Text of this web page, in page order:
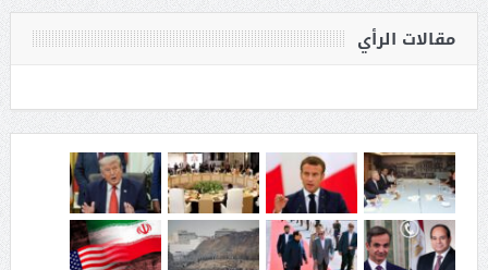
مقالات الرأي